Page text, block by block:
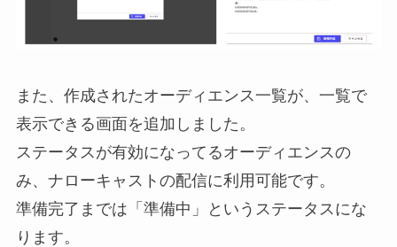
また、作成されたオーディエンス一覧が、一覧で
表示できる画面を追加しました。
ステータスが有効になってるオーディエンスの
み、ナローキャストの配信に利用可能です。
準備完了までは「準備中」というステータスにな
ります。